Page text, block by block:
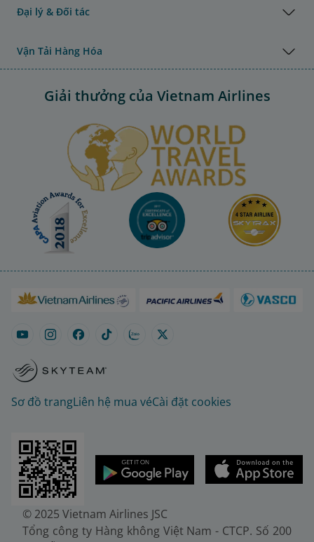
Đại lý & Đối tác
Vận Tải Hàng Hóa
Giải thưởng của Vietnam Airlines
Sơ đồ trangLiên hệ mua véCài đặt cookies
© 2025 Vietnam Airlines JSC
Tổng công ty Hàng không Việt Nam - CTCP. Số 200